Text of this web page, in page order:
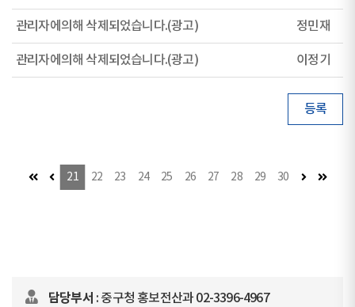
관리자에의해 삭제되었습니다.(광고) 정민재
관리자에의해 삭제되었습니다.(광고) 이정기
등록
첫 페이지
이전 페이지
21 22 23 24 25 26 27 28 29 30 다음 페이지
마지
담당부서 : 중구청 홍보전산과 02-3396-4967